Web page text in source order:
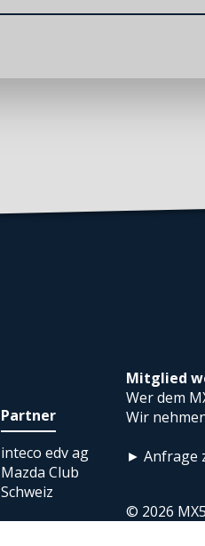
Partner
inteco edv ag
Mazda Club
Schweiz
Mitglied
Wer dem
Wir
► Anfrage
© 2026